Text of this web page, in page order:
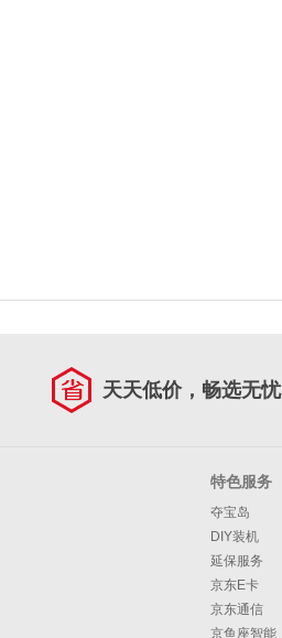
天天低价，畅选无忧
特色服务
夺宝岛
DIY装机
延保服务
京东E卡
京东通信
京鱼座智能